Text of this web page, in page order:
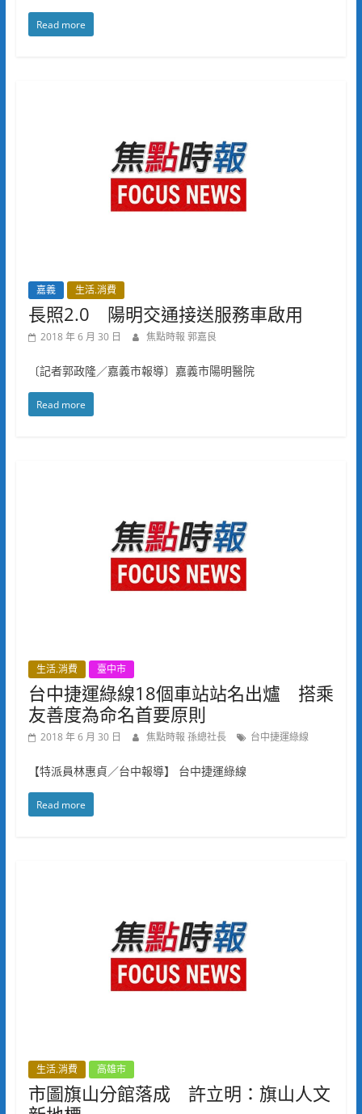
Read more
嘉義 生活.消費
長照2.0 陽明交通接送服務車啟用
2018 年 6 月 30 日 焦點時報 郭嘉良
〔記者郭政隆／嘉義市報導〕嘉義市陽明醫院
Read more
生活.消費 臺中市
台中捷運綠線18個車站站名出爐 搭乘
友善度為命名首要原則
2018 年 6 月 30 日 焦點時報 孫總社長 台中捷運綠線
【特派員林惠貞／台中報導】 台中捷運綠線
Read more
生活.消費 高雄市
市圖旗山分館落成 許立明：旗山人文